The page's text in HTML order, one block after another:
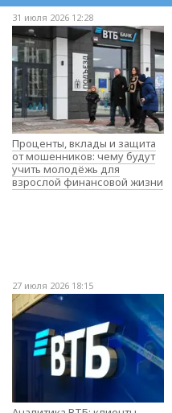
31 июля 2026 12:28
Проценты, вклады и защита
от мошенников: чему будут
учить молодёжь для
взрослой финансовой жизни
27 июля 2026 18:15